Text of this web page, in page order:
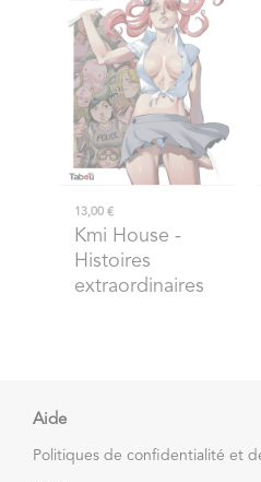
13,00 €
Kmi House -
Histoires
extraordinaires
Aide
Politiques de confidentialité et